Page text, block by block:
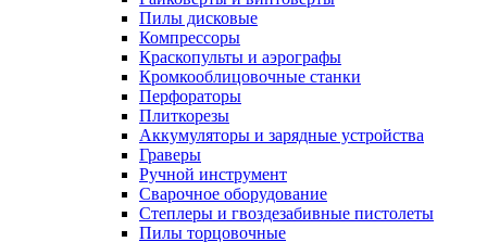
Пилы дисковые
Компрессоры
Краскопульты и аэрографы
Кромкооблицовочные станки
Перфораторы
Плиткорезы
Аккумуляторы и зарядные устройства
Граверы
Ручной инструмент
Сварочное оборудование
Степлеры и гвоздезабивные пистолеты
Пилы торцовочные